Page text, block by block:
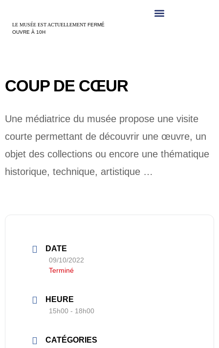
LE MUSÉE EST ACTUELLEMENT FERMÉ
OUVRE À 10H
COUP DE CŒUR
Une médiatrice du musée propose une visite
courte permettant de découvrir une œuvre, un
objet des collections ou encore une thématique
historique, technique, artistique …
DATE
09/10/2022
Terminé
HEURE
15h00 - 18h00
CATÉGORIES